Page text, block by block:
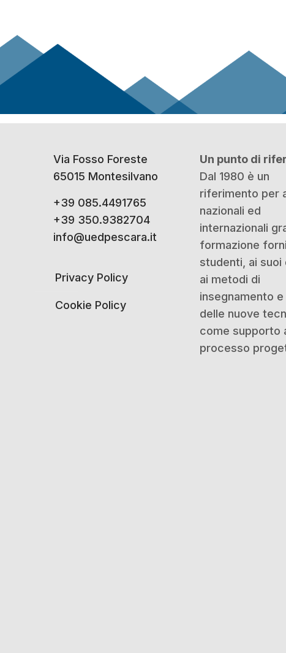
Via Fosso Foreste
65015 Montesilvano
+39 085.4491765
+39 350.9382704
info@uedpescara.it
Privacy Policy
Cookie Policy
Un punto di
Dal 1980 è un
riferimento per
nazionali ed
internazionali
formazione
studenti, ai suoi
ai metodi di
insegnamento e
delle nuove
come supporto
processo